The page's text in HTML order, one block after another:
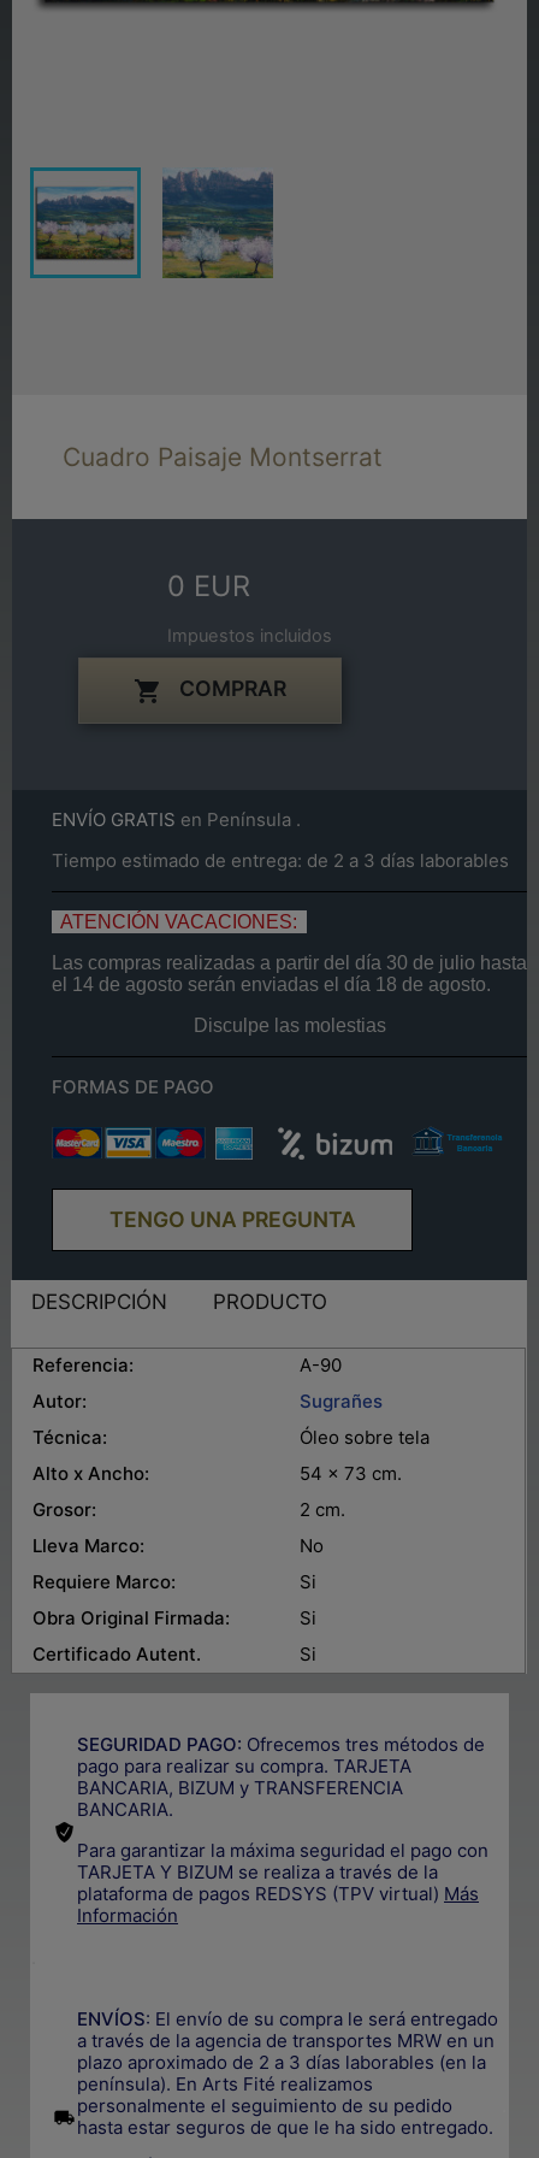
Cuadro Paisaje Montserrat
0 EUR
Impuestos incluidos
 COMPRAR
ENVÍO GRATIS en Península .
Tiempo estimado de entrega: de 2 a 3 días laborables
ATENCIÓN VACACIONES:
Las compras realizadas a partir del día 30 de julio hasta
el 14 de agosto serán enviadas el día 18 de agosto.
Disculpe las molestias
FORMAS DE PAGO
TENGO UNA PREGUNTA
DESCRIPCIÓN PRODUCTO
Referencia:
A-90
Autor:
Sugrañes
Técnica:
Óleo sobre tela
Alto x Ancho:
54 x 73 cm.
Grosor:
2 cm.
Lleva Marco:
No
Requiere Marco:
Si
Obra Original Firmada:
Si
Certificado Autent.
Si
SEGURIDAD PAGO: Ofrecemos tres métodos de
pago para realizar su compra. TARJETA
BANCARIA, BIZUM y TRANSFERENCIA
BANCARIA.
Para garantizar la máxima seguridad el pago con
TARJETA Y BIZUM se realiza a través de la
plataforma de pagos REDSYS (TPV virtual) Más
Información
ENVÍOS: El envío de su compra le será entregado
a través de la agencia de transportes MRW en un
plazo aproximado de 2 a 3 días laborables (en la
península). En Arts Fité realizamos
personalmente el seguimiento de su pedido
hasta estar seguros de que le ha sido entregado.